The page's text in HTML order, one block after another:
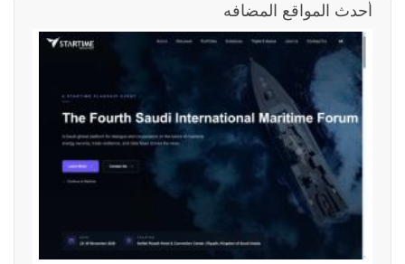
أحدث المواقع المضافه